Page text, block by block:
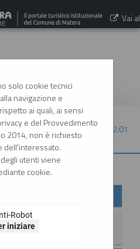
Vai al
08/08/2026 22:01
solo cookie tecnici
navigazione e
ai quali, ai sensi
e del Provvedimento
2014, non è richiesto
dell'interessato.
utenti viene
cookie.
Robot
iniziare2 risultati.